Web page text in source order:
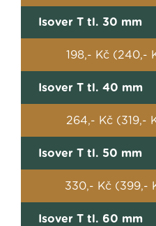
Isover T tl. 30 mm
198,- Kč (240,-
Isover T tl. 40 mm
264,- Kč (319,-
Isover T tl. 50 mm
330,- Kč (399,-
Isover T tl. 60 mm